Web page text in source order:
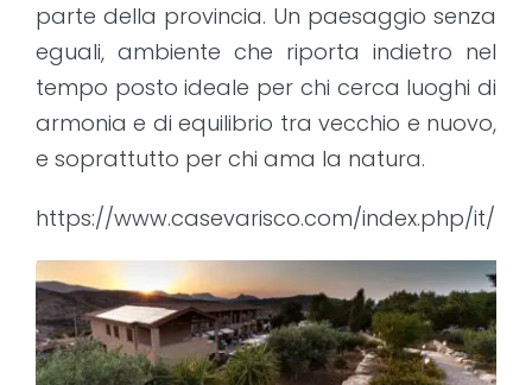
parte della provincia. Un paesaggio senza
eguali, ambiente che riporta indietro nel
tempo posto ideale per chi cerca luoghi di
armonia e di equilibrio tra vecchio e nuovo,
e soprattutto per chi ama la natura.
https://www.casevarisco.com/index.php/it/